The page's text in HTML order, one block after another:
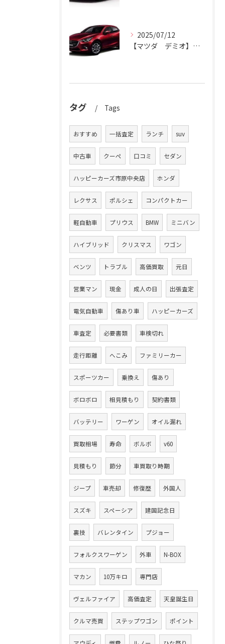
2025/07/12
【マツダ デミオ】デミオの買取りはハッピーカーズ市原中央店におまかせ。
タグ Tags
おすすめ 一括査定 ランチ suv
中古車 クーペ 口コミ セダン
ハッピーカーズ市原中央店 ホンダ
レクサス ポルシェ コンパクトカー
軽自動車 プリウス BMW ミニバン
ハイブリッド クリスマス ワゴン
ベンツ トラブル 高価買取 元日
営業マン 現金 成人の日 出張査定
電気自動車 傷あり車 ハッピーカーズ
車査定 必要書類 車検切れ
走行距離 へこみ ファミリーカー
スポーツカー 乗換え 傷あり
ボロボロ 相見積もり 契約書類
バッテリー ワーゲン オイル漏れ
買取相場 寿命 ボルボ v60
見積もり 節分 車買取り時期
ジープ 車売却 修復歴 外国人
スズキ スペーシア 建国記念日
裏技 バレンタイン プジョー
フォルクスワーゲン 外車 N-BOX
マカン 10万キロ 専門店
ヴェルファイア 高価査定 天皇誕生日
クルマ売買 ステップワゴン ポイント